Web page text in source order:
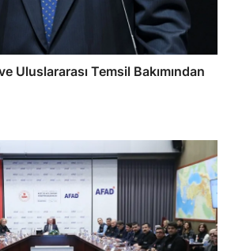
Uluslararası Temsil Bakımından